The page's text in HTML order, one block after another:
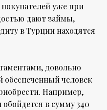
уже при
дают займы,
в Турции находятся
довольно
человек
Например,
в сумму 340